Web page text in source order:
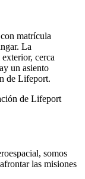
de Lifeport
somos
las misiones